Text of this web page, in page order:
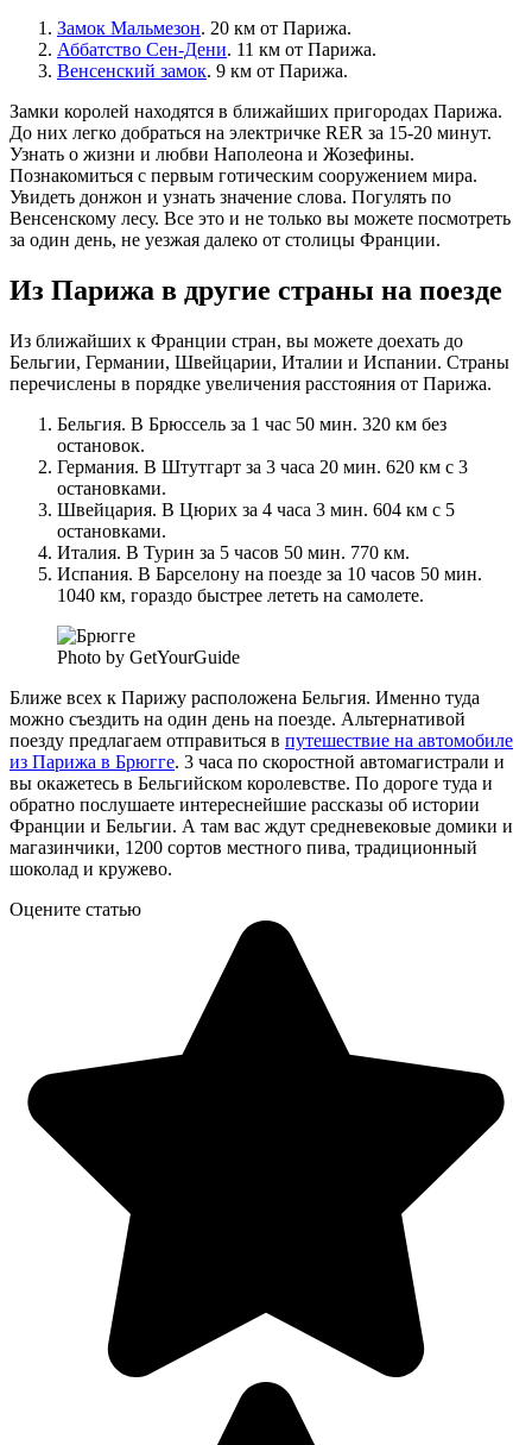
Замок Мальмезон. 20 км от Парижа.
Аббатство Сен-Дени. 11 км от Парижа.
Венсенский замок. 9 км от Парижа.
Замки королей находятся в ближайших пригородах Парижа.
До них легко добраться на электричке RER за 15-20 минут.
Узнать о жизни и любви Наполеона и Жозефины.
Познакомиться с первым готическим сооружением мира.
Увидеть донжон и узнать значение слова. Погулять по
Венсенскому лесу. Все это и не только вы можете посмотреть
за один день, не уезжая далеко от столицы Франции.
Из Парижа в другие страны на поезде
Из ближайших к Франции стран, вы можете доехать до
Бельгии, Германии, Швейцарии, Италии и Испании. Страны
перечислены в порядке увеличения расстояния от Парижа.
Бельгия. В Брюссель за 1 час 50 мин. 320 км без
остановок.
Германия. В Штутгарт за 3 часа 20 мин. 620 км с 3
остановками.
Швейцария. В Цюрих за 4 часа 3 мин. 604 км с 5
остановками.
Италия. В Турин за 5 часов 50 мин. 770 км.
Испания. В Барселону на поезде за 10 часов 50 мин.
1040 км, гораздо быстрее лететь на самолете.
Photo by GetYourGuide
Ближе всех к Парижу расположена Бельгия. Именно туда
можно съездить на один день на поезде. Альтернативой
поезду предлагаем отправиться в путешествие на автомобиле
из Парижа в Брюгге. 3 часа по скоростной автомагистрали и
вы окажетесь в Бельгийском королевстве. По дороге туда и
обратно послушаете интереснейшие рассказы об истории
Франции и Бельгии. А там вас ждут средневековые домики и
магазинчики, 1200 сортов местного пива, традиционный
шоколад и кружево.
Оцените статью